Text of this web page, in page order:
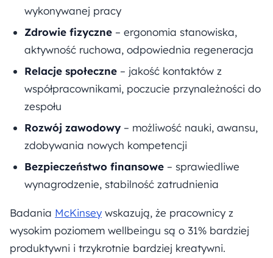
wykonywanej pracy
Zdrowie fizyczne – ergonomia stanowiska,
aktywność ruchowa, odpowiednia regeneracja
Relacje społeczne – jakość kontaktów z
współpracownikami, poczucie przynależności do
zespołu
Rozwój zawodowy – możliwość nauki, awansu,
zdobywania nowych kompetencji
Bezpieczeństwo finansowe – sprawiedliwe
wynagrodzenie, stabilność zatrudnienia
Badania McKinsey wskazują, że pracownicy z
wysokim poziomem wellbeingu są o 31% bardziej
produktywni i trzykrotnie bardziej kreatywni.